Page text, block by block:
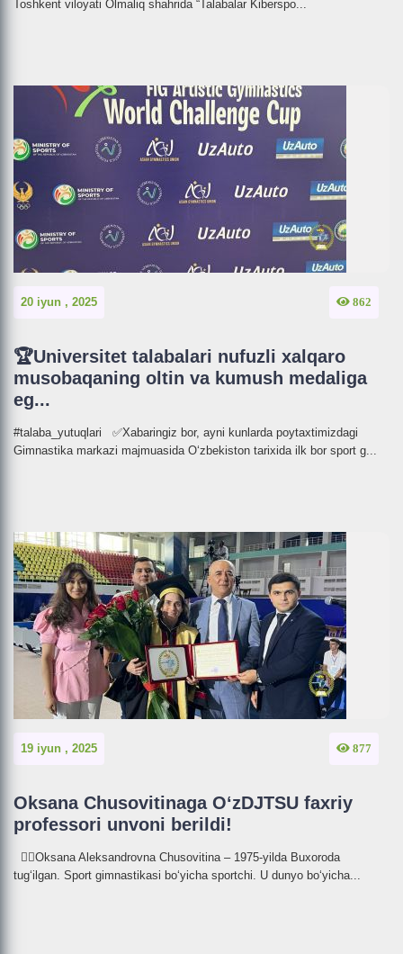
Toshkent viloyati Olmaliq shahrida “Talabalar Kiberspo...
20 iyun , 2025 862
🏆Universitet talabalari nufuzli xalqaro
musobaqaning oltin va kumush medaliga
eg...
#talaba_yutuqlari ✅Xabaringiz bor, ayni kunlarda poytaxtimizdagi
Gimnastika markazi majmuasida O‘zbekiston tarixida ilk bor sport g...
19 iyun , 2025 877
Oksana Chusovitinaga O‘zDJTSU faxriy
professori unvoni berildi!
🤸‍♀️Oksana Aleksandrovna Chusovitina – 1975-yilda Buxoroda
tugʻilgan. Sport gimnastikasi bo‘yicha sportchi. U dunyo boʻyicha...